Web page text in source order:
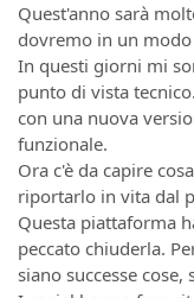
Quest'anno sarà
dovremo in un
In questi giorni mi
punto di vista
con una nuova
funzionale.
Ora c'è da capire
riportarlo in vita dal
Questa piattaforma
peccato chiuderla.
siano successe